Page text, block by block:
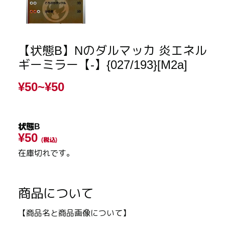
【状態B】Nのダルマッカ 炎エネル
ギーミラー【-】{027/193}[M2a]
¥50~¥50
状態B
¥50 (税込)
在庫切れです。
商品について
【商品名と商品画像について】